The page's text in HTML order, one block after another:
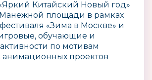
Китайский Новый год»
площади в рамках
«Зима в Москве» и
обучающие и
по мотивам
анимационных проектов